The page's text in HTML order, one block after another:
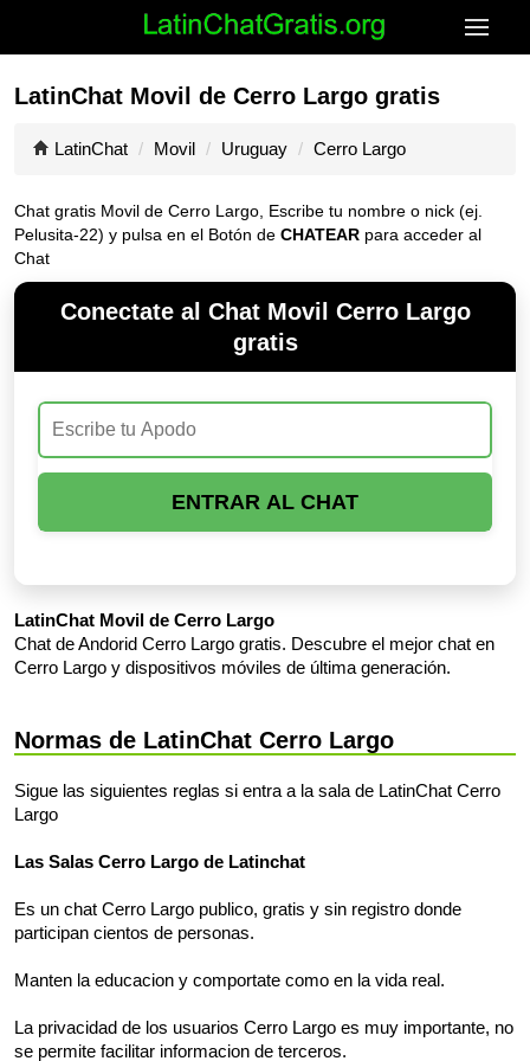
LatinChat Movil de Cerro Largo gratis
LatinChat Movil Uruguay Cerro Largo
Chat gratis Movil de Cerro Largo, Escribe tu nombre o nick (ej.
Pelusita-22) y pulsa en el Botón de CHATEAR para acceder al
Chat
Conectate al Chat Movil Cerro Largo
gratis
ENTRAR AL CHAT
LatinChat Movil de Cerro Largo
Chat de Andorid Cerro Largo gratis. Descubre el mejor chat en
Cerro Largo y dispositivos móviles de última generación.
Normas de LatinChat Cerro Largo
Sigue las siguientes reglas si entra a la sala de LatinChat Cerro
Largo
Las Salas Cerro Largo de Latinchat
Es un chat Cerro Largo publico, gratis y sin registro donde
participan cientos de personas.
Manten la educacion y comportate como en la vida real.
La privacidad de los usuarios Cerro Largo es muy importante, no
se permite facilitar informacion de terceros.